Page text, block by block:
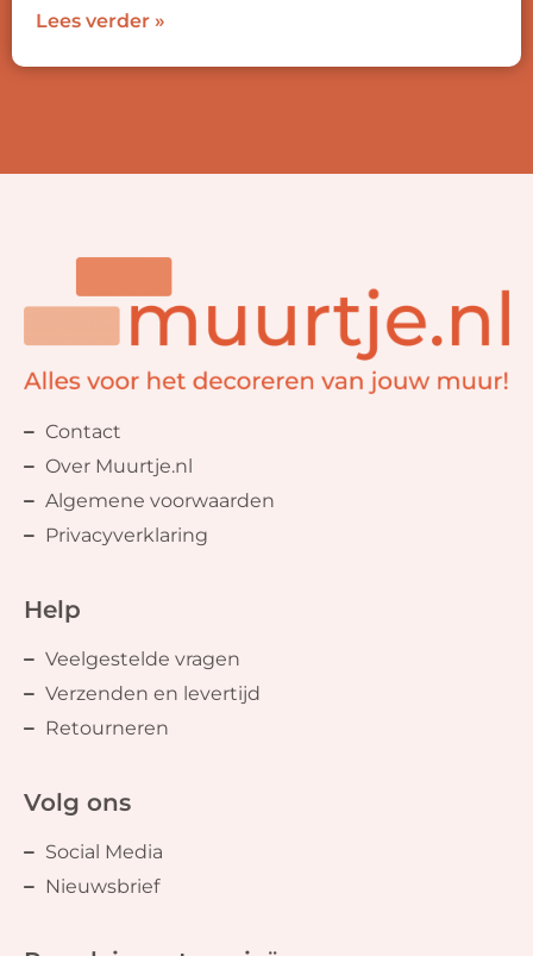
Lees verder »
Contact
Over Muurtje.nl
Algemene voorwaarden
Privacyverklaring
Help
Veelgestelde vragen
Verzenden en levertijd
Retourneren
Volg ons
Social Media
Nieuwsbrief